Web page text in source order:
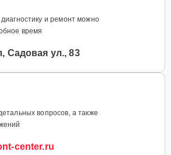
и ремонт можно
время
Садовая ул., 83
вопросов, а также
center.ru